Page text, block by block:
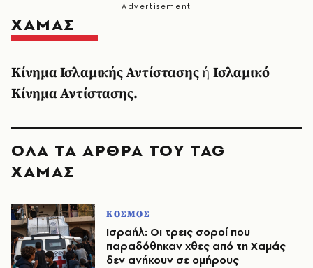
ΧΑΜΑΣ
Κίνημα Ισλαμικής ΑντίστασηςήΙσλαμικό
Κίνημα Αντίστασης.
ΟΛΑ ΤΑ ΑΡΘΡΑ ΤΟΥ TAG
ΧΑΜΑΣ
ΚΟΣΜΟΣ
Ισραήλ: Οι τρεις σοροί που
παραδόθηκαν χθες από τη Χαμάς
δεν ανήκουν σε ομήρους